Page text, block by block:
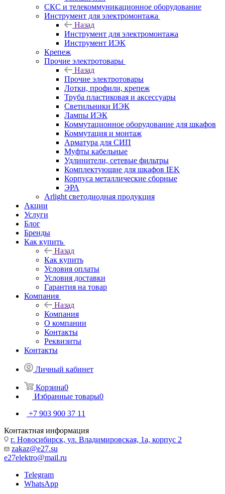
СКС и телекоммуникационное оборудование
Инструмент для электромонтажа
Назад
Инструмент для электромонтажа
Инструмент ИЭК
Крепеж
Прочие электротовары
Назад
Прочие электротовары
Лотки, профили, крепеж
Труба пластиковая и аксессуары
Светильники ИЭК
Лампы ИЭК
Коммутационное оборудование для шкафов
Коммутация и монтаж
Арматура для СИП
Муфты кабельные
Удлинители, сетевые фильтры
Комплектующие для шкафов IEK
Корпуса металлические сборные
ЭРА
Arlight светодиодная продукция
Акции
Услуги
Блог
Бренды
Как купить
Назад
Как купить
Условия оплаты
Условия доставки
Гарантия на товар
Компания
Назад
Компания
О компании
Контакты
Реквизиты
Контакты
Личный кабинет
Корзина0
Избранные товары0
+7 903 900 37 11
Контактная информация
г. Новосибирск, ул. Владимировская, 1а, корпус 2
zakaz@e27.su
e27elektro@mail.ru
Telegram
WhatsApp